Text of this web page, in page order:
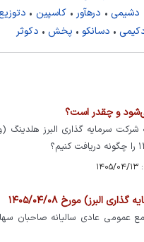
دشیمی • درهآور • کاسپین • دتوزیع
• دسانکو • پخش • دکوثر
البرز) مورخ ۱۴۰۵/۰۴/۰۸
عادی سالیانه صاحبان